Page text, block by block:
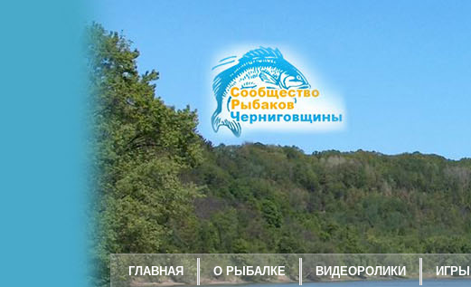
ГЛАВНАЯ О РЫБАЛКЕ ВИДЕОРОЛИКИ ИГРЫ